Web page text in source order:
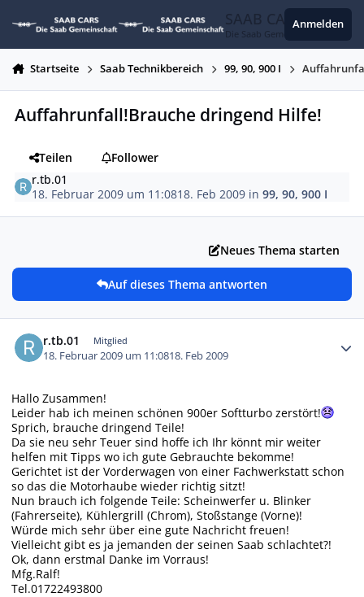
SAAB CARS
Die Saab Gemeinschaft
Anmelden
Startseite Saab Technikbereich 99, 90, 900 I
Auffahrunfall!Brauche dringend Hilfe!
Teilen
Follower
r.tb.01
18. Februar 2009 um 11:0818. Feb 2009 in99, 90, 900 I
Neues Thema starten
Auf dieses Thema antworten
r.tb.01 Mitglied
18. Februar 2009 um 11:0818. Feb 2009
Hallo Zusammen!
Leider hab ich meinen schönen 900er Softturbo zerstört!
Sprich, brauche dringend Teile!
Da sie neu sehr Teuer sind hoffe ich Ihr könnt mir weiter
helfen mit Tipps wo ich gute Gebrauchte bekomme!
Gerichtet ist der Vorderwagen von einer Fachwerkstatt schon
so das die Motorhaube wieder richtig sitzt!
Nun brauch ich folgende Teile: Scheinwerfer u. Blinker
(Fahrerseite), Kühlergrill (Chrom), Stoßstange (Vorne)!
Würde mich sehr über eine gute Nachricht freuen!
Vielleicht gibt es ja jemanden der seinen Saab schlachtet?!
Ok, dann erstmal Danke im Vorraus!
Mfg.Ralf!
Tel.01722493800